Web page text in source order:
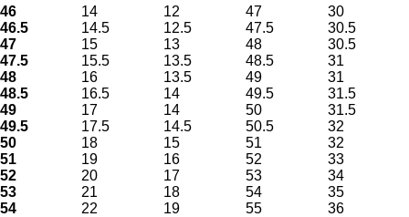
46
14 12 47
30
46.5
14.5 12.5 47.5
30.5
47
15 13 48
30.5
47.5
15.5 13.5 48.5
31
48
16 13.5 49
31
48.5
16.5 14 49.5
31.5
49
17 14 50
31.5
49.5
17.5 14.5 50.5
32
50
18 15 51
32
51
19 16 52
33
52
20 17 53
34
53
21 18 54
35
54
22 19 55 36